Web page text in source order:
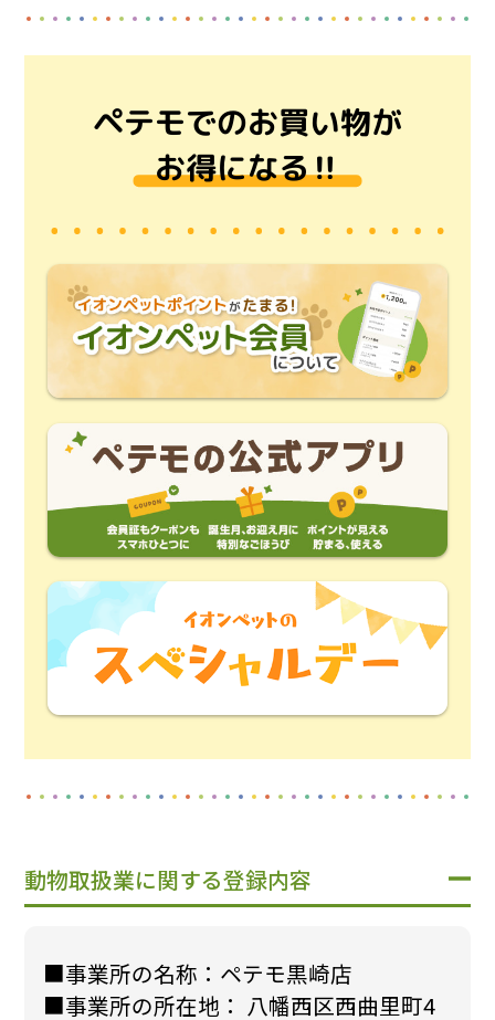
ペテモでのお買い物が
お得になる‼
動物取扱業に関する登録内容
■事業所の名称：ペテモ黒崎店
■事業所の所在地： 八幡西区西曲里町4